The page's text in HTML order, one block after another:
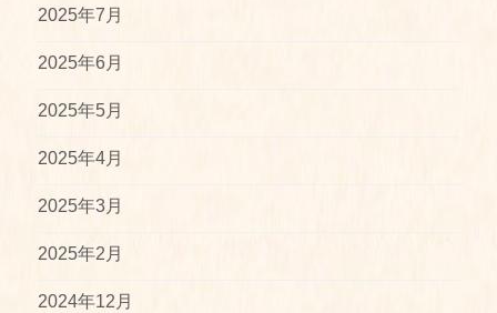
2025年7月
2025年6月
2025年5月
2025年4月
2025年3月
2025年2月
2024年12月